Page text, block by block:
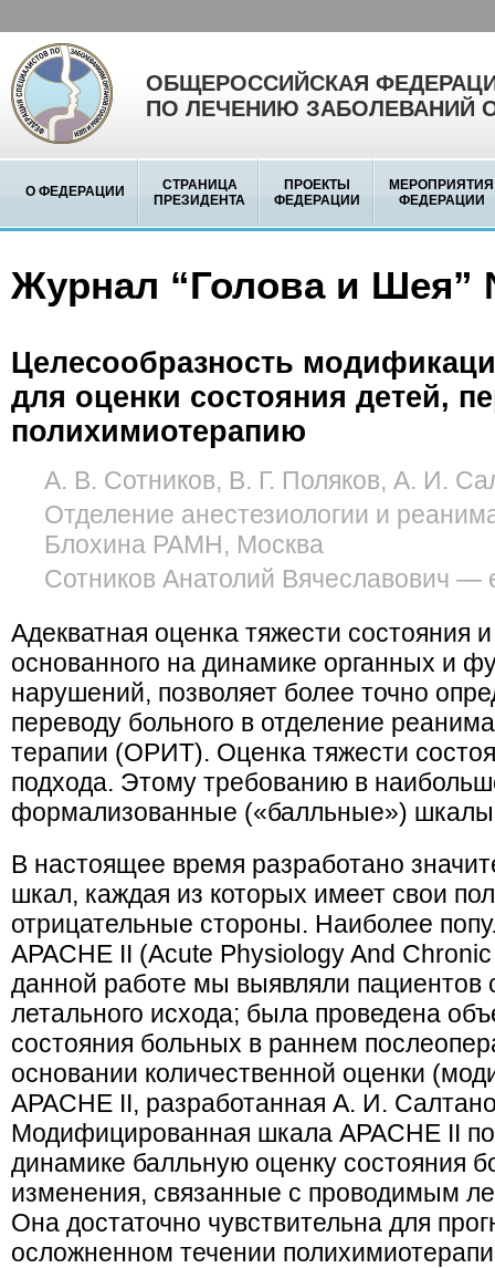
ОБЩЕРОССИЙСКАЯ
ПО ЛЕЧЕНИЮ ЗАБОЛЕВАНИЙ
О ФЕДЕРАЦИИ
СТРАНИЦА
ПРЕЗИДЕНТА
ПРОЕКТЫ
ФЕДЕРАЦИИ
МЕРОПРИЯТИЯ
ФЕДЕРАЦИИ
Журнал “Голова и Шея”
Целесообразность
для оценки состояния детей,
полихимиотерапию
А. В. Сотников, В. Г. Поляков, А. И.
Отделение анестезиологии и
Блохина РАМН, Москва
Сотников Анатолий Вячеславович —
Адекватная оценка тяжести состояния
основанного на динамике органных и
нарушений, позволяет более точно
переводу больного в отделение
терапии (ОРИТ). Оценка тяжести
подхода. Этому требованию в
формализованные («балльные»)
В настоящее время разработано
шкал, каждая из которых имеет свои
отрицательные стороны. Наиболее
APACHE II (Acute Physiology And
данной работе мы выявляли пациентов
летального исхода; была проведена
состояния больных в раннем
основании количественной оценки
APACHE II, разработанная А. И.
Модифицированная шкала APACHE II
динамике балльную оценку состояния
изменения, связанные с проводимым
Она достаточно чувствительна для
осложненном течении